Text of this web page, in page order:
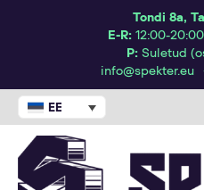
Tondi 8a,
E-R: 12:00-20:00
P: Suletud
info@spekter.eu
EESTI